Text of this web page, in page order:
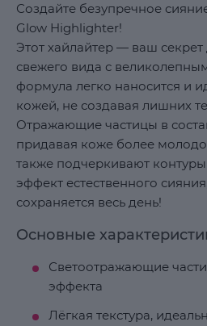
Создайте безупречное
Glow Highlighter!
Этот хайлайтер — ваш секрет
свежего вида с
формула легко наносится и
кожей, не создавая лишних
Отражающие частицы в
придавая коже более
также подчеркивают
эффект естественного
сохраняется весь день!
Основные
Светоотражающие
эффекта
Лёгкая текстура,